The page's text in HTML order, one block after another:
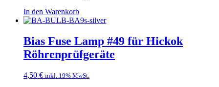
In den Warenkorb
Bias Fuse Lamp #49 für Hickok
Röhrenprüfgeräte
4,50 € inkl. 19% MwSt.